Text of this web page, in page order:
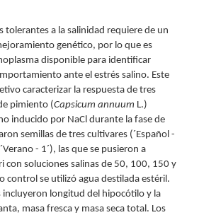
tolerantes a la salinidad requiere de un
genético, por lo que es
disponible para identificar
ante el estrés salino. Este
caracterizar la respuesta de tres
pimiento (Capsicum annuum L.)
inducido por NaCl durante la fase de
semillas de tres cultivares (´Español -
- 1´), las que se pusieron a
con soluciones salinas de 50, 100, 150 y
control se utilizó agua destilada estéril.
incluyeron longitud del hipocótilo y la
masa fresca y masa seca total. Los